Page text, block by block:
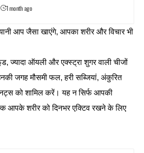
1 month ago
आप जैसा खाएंगे, आपका शरीर और विचार भी
ज्यादा ऑयली और एक्स्ट्रा शुगर वाली चीजों
जगह मौसमी फल, हरी सब्जियां, अंकुरित
को शामिल करें। यह न सिर्फ आपकी
आपके शरीर को दिनभर एक्टिव रखने के लिए